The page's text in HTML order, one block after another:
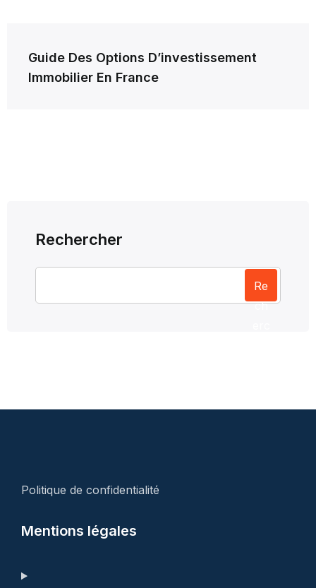
deGuide Des Options D’investissement
Immobilier En France
Rechercher
Re
ch
Politique de confidentialité
Mentions légales